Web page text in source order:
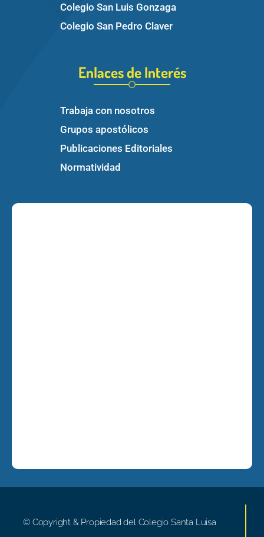
Colegio San Luis Gonzaga
Colegio San Pedro Claver
Enlaces de Interés
Trabaja con nosotros
Grupos apostólicos
Publicaciones Editoriales
Normatividad
© Copyright & Propiedad del Colegio Santa Luisa